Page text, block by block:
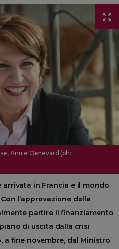
Annie Genevard (ph:
arrivata in Francia e il mondo
l’approvazione della
partire il finanziamento
di uscita dalla crisi
fine novembre, dal Ministro